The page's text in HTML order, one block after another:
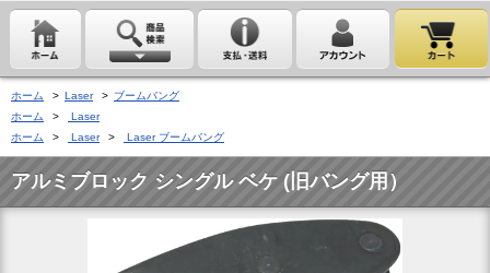
ホーム > Laser > ブームバング
ホーム
>
Laser
ホーム
> Laser > Laser ブームバング
アルミブロック シングル ベケ (旧バング用）